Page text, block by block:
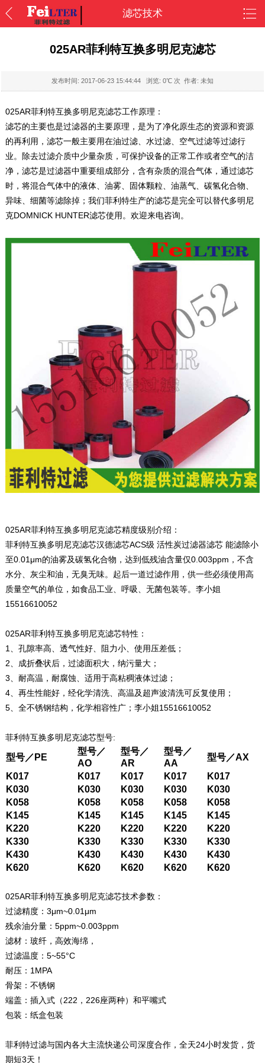
滤芯技术
025AR菲利特互换多明尼克滤芯
发布时间: 2017-06-23 15:44:44 浏览: 0℃ 次 作者: 未知
025AR菲利特互换多明尼克滤芯工作原理：
滤芯的主要也是过滤器的主要原理，是为了净化原生态的资源和资源
的再利用，滤芯一般主要用在油过滤、水过滤、空气过滤等过滤行
业。除去过滤介质中少量杂质，可保护设备的正常工作或者空气的洁
净，滤芯是过滤器中重要组成部分，含有杂质的混合气体，通过滤芯
时，将混合气体中的液体、油雾、固体颗粒、油蒸气、碳氢化合物、
异味、细菌等滤除掉；我们菲利特生产的滤芯是完全可以替代多明尼
克DOMNICK HUNTER滤芯使用。欢迎来电咨询。
025AR菲利特互换多明尼克滤芯精度级别介绍：
菲利特互换多明尼克滤芯汉德滤芯ACS级 活性炭过滤器滤芯 能滤除小
至0.01μm的油雾及碳氢化合物，达到低残油含量仅0.003ppm，不含
水分、灰尘和油，无臭无味。起后一道过滤作用，供一些必须使用高
质量空气的单位，如食品工业、呼吸、无菌包装等。李小姐
15516610052
025AR菲利特互换多明尼克滤芯特性：
1、孔隙率高、透气性好、阻力小、使用压差低；
2、成折叠状后，过滤面积大，纳污量大；
3、耐高温，耐腐蚀、适用于高粘稠液体过滤；
4、再生性能好，经化学清洗、高温及超声波清洗可反复使用；
5、全不锈钢结构，化学相容性广；李小姐15516610052
菲利特互换多明尼克滤芯型号:
型号／ PE
型号／
AO
型号／
AR
型号／
AA
型号／AX
K017
K017 K017 K017
K017
K030
K030 K030 K030
K030
K058
K058 K058 K058
K058
K145
K145 K145 K145
K145
K220
K220 K220 K220
K220
K330
K330 K330 K330
K330
K430
K430 K430 K430
K430
K620
K620 K620 K620 K620
025AR菲利特互换多明尼克滤芯技术参数：
过滤精度：3μm~0.01μm
残余油分量：5ppm~0.003ppm
滤材：玻纤，高效海绵，
过滤温度：5~55°C
耐压：1MPA
骨架：不锈钢
端盖：插入式（222，226座两种）和平嘴式
包装：纸盒包装
菲利特过滤与国内各大主流快递公司深度合作，全天24小时发货，货
期短3天！